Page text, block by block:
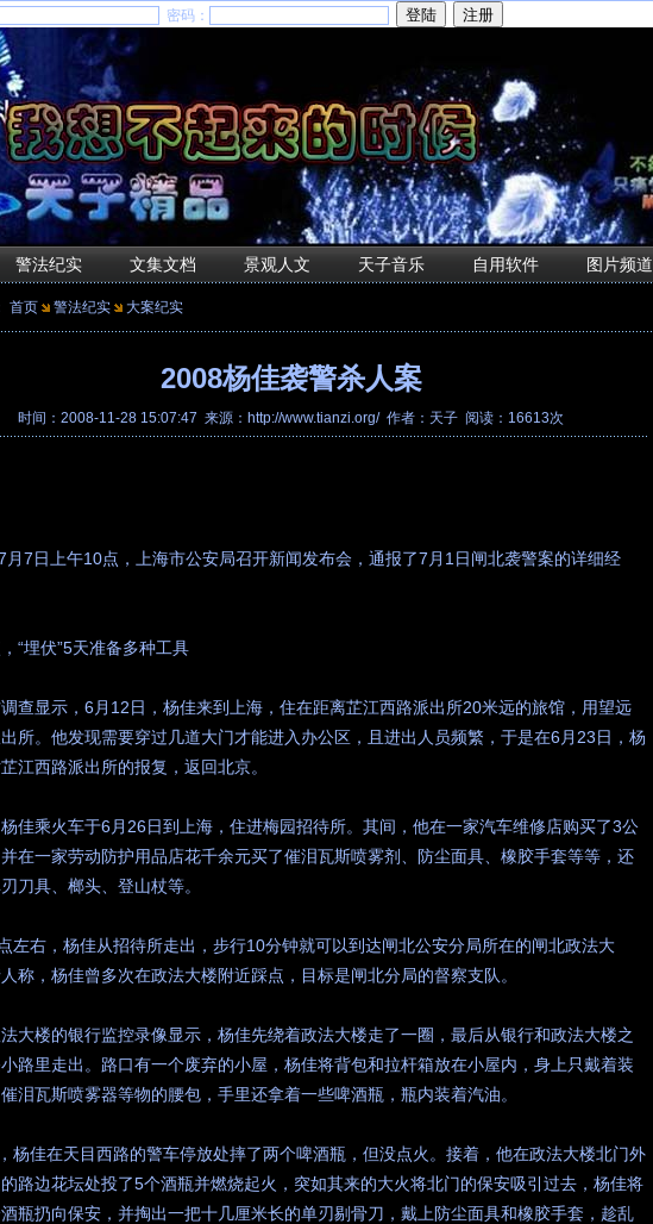
密码：
警法纪实 文集文档 景观人文 天子音乐 自用软件 图片频道
首页 警法纪实 大案纪实
2008杨佳袭警杀人案
时间：2008-11-28 15:07:47 来源：http://www.tianzi.org/ 作者：天子 阅读：16613次
7日上午10点，上海市公安局召开新闻发布会，通报了7月1日闸北袭警案的详细经
“埋伏”5天准备多种工具
调查显示，6月12日，杨佳来到上海，住在距离芷江西路派出所20米远的旅馆，用望远
所。他发现需要穿过几道大门才能进入办公区，且进出人员频繁，于是在6月23日，杨
江西路派出所的报复，返回北京。
佳乘火车于6月26日到上海，住进梅园招待所。其间，他在一家汽车维修店购买了3公
在一家劳动防护用品店花千余元买了催泪瓦斯喷雾剂、防尘面具、橡胶手套等等，还
刀具、榔头、登山杖等。
左右，杨佳从招待所走出，步行10分钟就可以到达闸北公安分局所在的闸北政法大
称，杨佳曾多次在政法大楼附近踩点，目标是闸北分局的督察支队。
大楼的银行监控录像显示，杨佳先绕着政法大楼走了一圈，最后从银行和政法大楼之
路里走出。路口有一个废弃的小屋，杨佳将背包和拉杆箱放在小屋内，身上只戴着装
泪瓦斯喷雾器等物的腰包，手里还拿着一些啤酒瓶，瓶内装着汽油。
杨佳在天目西路的警车停放处摔了两个啤酒瓶，但没点火。接着，他在政法大楼北门外
路边花坛处投了5个酒瓶并燃烧起火，突如其来的大火将北门的保安吸引过去，杨佳将
瓶扔向保安，并掏出一把十几厘米长的单刃剔骨刀，戴上防尘面具和橡胶手套，趁乱